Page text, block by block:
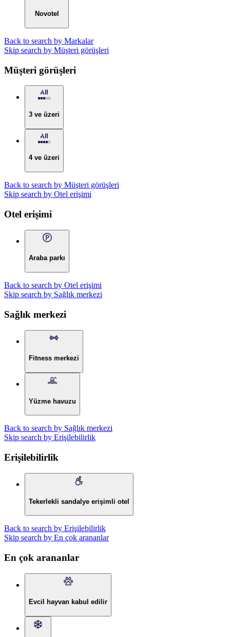
Novotel
Back to search by Markalar
Skip search by Müşteri görüşleri
Müşteri görüşleri
3 ve üzeri
4 ve üzeri
Back to search by Müşteri görüşleri
Skip search by Otel erişimi
Otel erişimi
Araba parkı
Back to search by Otel erişimi
Skip search by Sağlık merkezi
Sağlık merkezi
Fitness merkezi
Yüzme havuzu
Back to search by Sağlık merkezi
Skip search by Erişilebilirlik
Erişilebilirlik
Tekerlekli sandalye erişimli otel
Back to search by Erişilebilirlik
Skip search by En çok arananlar
En çok arananlar
Evcil hayvan kabul edilir